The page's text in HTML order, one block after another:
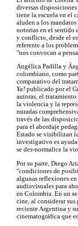
diversas
tiene la escuela en el
aluden a los
notorias en el sentido
y conflicto, desde el
referente a los
"nos convocan a
Angélica Padilla y
colombiano, como
comparativo del
Ya! publicado por el
autoras, el
la violencia y la
miradas
través de las
para el abordaje
Estado se visibilizan
investigativo es
se des-normalice la
Por su parte, Diego
"condiciones de
algunas reflexiones
audiovisuales para
en Colombia. En un
cine, al considerar
reciente Argentina y
cinematográfica que